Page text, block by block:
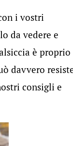
i vostri
da vedere e
è proprio
davvero
consigli e